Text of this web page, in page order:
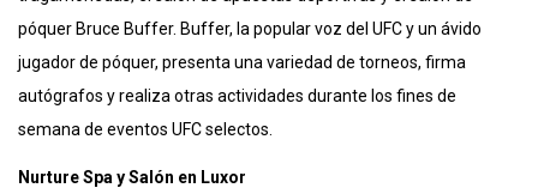
póquer Bruce Buffer. Buffer, la popular voz del UFC y un ávido
jugador de póquer, presenta una variedad de torneos, firma
autógrafos y realiza otras actividades durante los fines de
semana de eventos UFC selectos.
Nurture Spa y Salón en Luxor